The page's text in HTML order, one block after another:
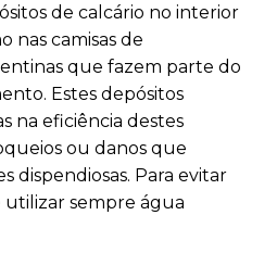
de calcário no interior
nas camisas de
que fazem parte do
Estes depósitos
na eficiência destes
ou danos que
dispendiosas. Para evitar
sempre água